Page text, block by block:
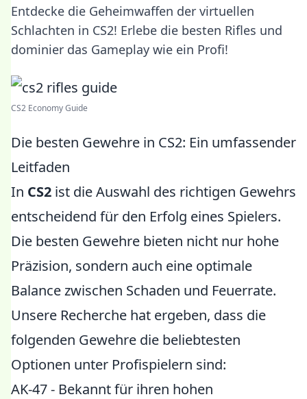
Entdecke die Geheimwaffen der virtuellen
Schlachten in CS2! Erlebe die besten Rifles und
dominier das Gameplay wie ein Profi!
CS2 Economy Guide
Die besten Gewehre in CS2: Ein umfassender
Leitfaden
In CS2 ist die Auswahl des richtigen Gewehrs
entscheidend für den Erfolg eines Spielers.
Die besten Gewehre bieten nicht nur hohe
Präzision, sondern auch eine optimale
Balance zwischen Schaden und Feuerrate.
Unsere Recherche hat ergeben, dass die
folgenden Gewehre die beliebtesten
Optionen unter Profispielern sind:
AK-47 - Bekannt für ihren hohen